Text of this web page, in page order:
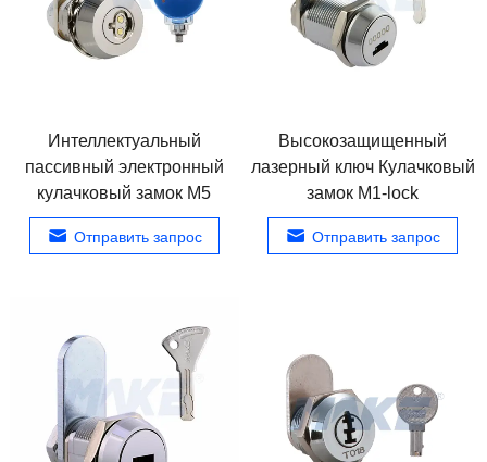
Интеллектуальный
пассивный электронный
кулачковый замок M5
Отправить запрос
Высокозащищенный
лазерный ключ Кулачковый
замок M1-lock
Отправить запрос